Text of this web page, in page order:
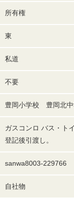
所有権
東
私道
不要
豊岡小学校 豊岡北中
ガスコンロ バス・ト
登記後引渡し。
sanwa8003-229766
自社物